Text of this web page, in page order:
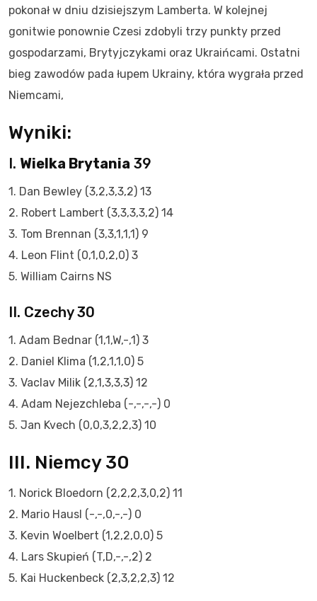
pokonał w dniu dzisiejszym Lamberta. W kolejnej
gonitwie ponownie Czesi zdobyli trzy punkty przed
gospodarzami, Brytyjczykami oraz Ukraińcami. Ostatni
bieg zawodów pada łupem Ukrainy, która wygrała przed
Niemcami,
Wyniki:
I. Wielka Brytania 39
1. Dan Bewley (3,2,3,3,2) 13
2. Robert Lambert (3,3,3,3,2) 14
3. Tom Brennan (3,3,1,1,1) 9
4. Leon Flint (0,1,0,2,0) 3
5. William Cairns NS
II. Czechy 30
1. Adam Bednar (1,1,W,-,1) 3
2. Daniel Klima (1,2,1,1,0) 5
3. Vaclav Milik (2,1,3,3,3) 12
4. Adam Nejezchleba (-,-,-,-) 0
5. Jan Kvech (0,0,3,2,2,3) 10
III. Niemcy 30
1. Norick Bloedorn (2,2,2,3,0,2) 11
2. Mario Hausl (-,-,0,-,-) 0
3. Kevin Woelbert (1,2,2,0,0) 5
4. Lars Skupień (T,D,-,-,2) 2
5. Kai Huckenbeck (2,3,2,2,3) 12